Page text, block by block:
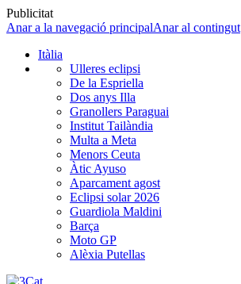
Publicitat
Anar a la navegació principalAnar al contingut
Itàlia
Ulleres eclipsi
De la Espriella
Dos anys Illa
Granollers Paraguai
Institut Tailàndia
Multa a Meta
Menors Ceuta
Àtic Ayuso
Aparcament agost
Eclipsi solar 2026
Guardiola Maldini
Barça
Moto GP
Alèxia Putellas